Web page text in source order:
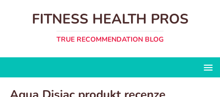
FITNESS HEALTH PROS
TRUE RECOMMENDATION BLOG